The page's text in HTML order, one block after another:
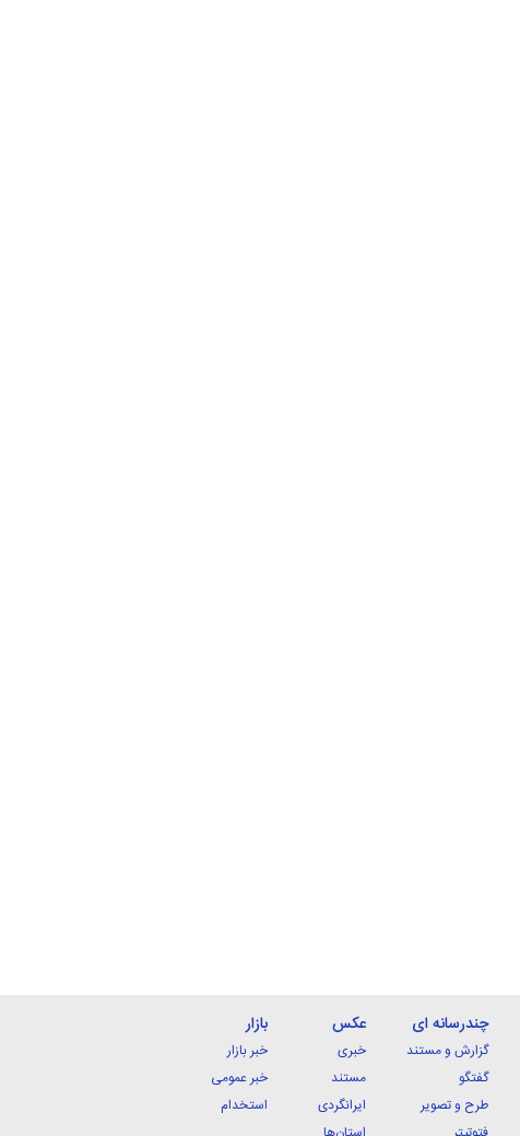
چندرسانه ای
گزارش و مستند
گفتگو
طرح و تصویر
عکس
خبری
مستند
ایرانگردی
بازار
خبر بازار
خبر عمومی
استخدام